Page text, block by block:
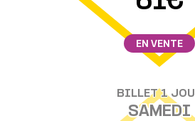
EN VENTE
BILLET 1
SAMEDI